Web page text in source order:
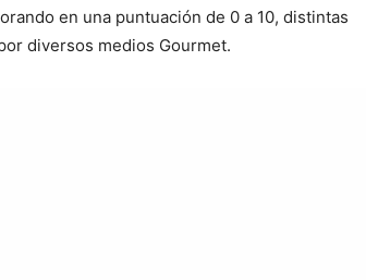
en una puntuación de 0 a 10, distintas
diversos medios Gourmet.